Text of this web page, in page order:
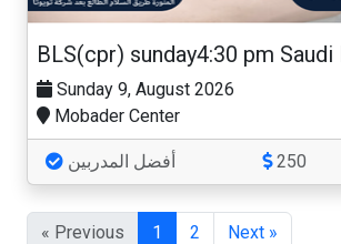
Sunday 9, August 2026
Mobader Center
أفضل المدربين 250
« Previous 1 2 Next »